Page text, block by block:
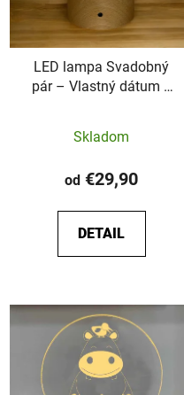
LED lampa Svadobný
pár – Vlastný dátum a
hodnotenie
produktu
5,0
z
Skladom
od €29,90
DETAIL